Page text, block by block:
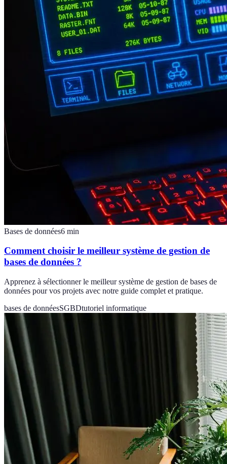
Bases de données6 min
Comment choisir le meilleur système de gestion de
bases de données ?
Apprenez à sélectionner le meilleur système de gestion de bases de
données pour vos projets avec notre guide complet et pratique.
bases de donnéesSGBDtutoriel informatique